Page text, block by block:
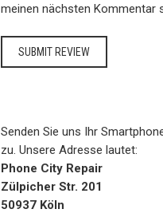
meinen nächsten Kommentar
Senden Sie uns Ihr
zu. Unsere Adresse lautet:
Phone City Repair
Zülpicher Str. 201
50937 Köln